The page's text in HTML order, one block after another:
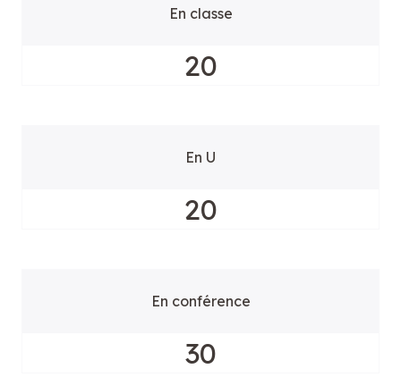
En classe
20
En U
20
En conférence
30